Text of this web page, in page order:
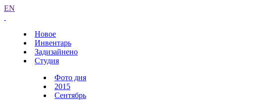
EN
Новое
Инвентарь
Задизайнено
Студия
Фото дня
2015
Сентябрь